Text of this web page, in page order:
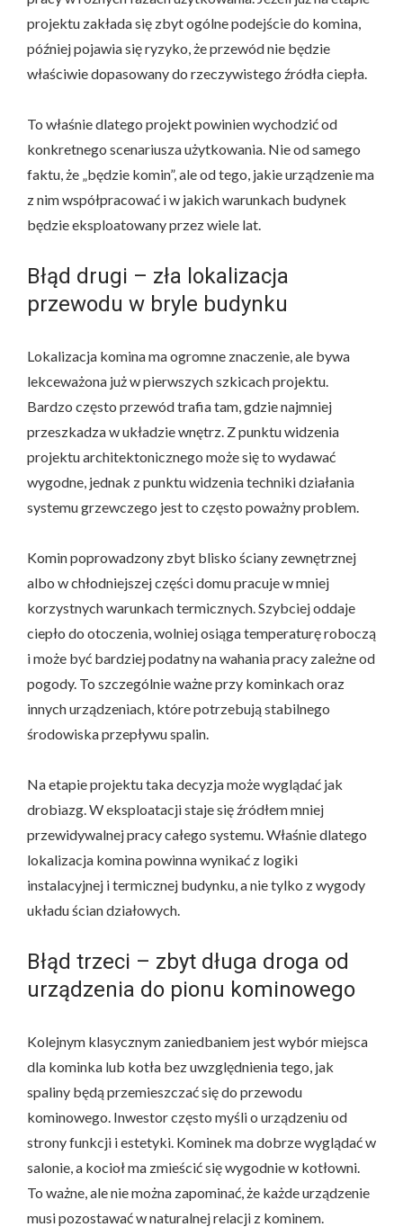
projektu zakłada się zbyt ogólne podejście do komina,
później pojawia się ryzyko, że przewód nie będzie
właściwie dopasowany do rzeczywistego źródła ciepła.
To właśnie dlatego projekt powinien wychodzić od
konkretnego scenariusza użytkowania. Nie od samego
faktu, że „będzie komin”, ale od tego, jakie urządzenie ma
z nim współpracować i w jakich warunkach budynek
będzie eksploatowany przez wiele lat.
Błąd drugi – zła lokalizacja
przewodu w bryle budynku
Lokalizacja komina ma ogromne znaczenie, ale bywa
lekceważona już w pierwszych szkicach projektu.
Bardzo często przewód trafia tam, gdzie najmniej
przeszkadza w układzie wnętrz. Z punktu widzenia
projektu architektonicznego może się to wydawać
wygodne, jednak z punktu widzenia techniki działania
systemu grzewczego jest to często poważny problem.
Komin poprowadzony zbyt blisko ściany zewnętrznej
albo w chłodniejszej części domu pracuje w mniej
korzystnych warunkach termicznych. Szybciej oddaje
ciepło do otoczenia, wolniej osiąga temperaturę roboczą
i może być bardziej podatny na wahania pracy zależne od
pogody. To szczególnie ważne przy kominkach oraz
innych urządzeniach, które potrzebują stabilnego
środowiska przepływu spalin.
Na etapie projektu taka decyzja może wyglądać jak
drobiazg. W eksploatacji staje się źródłem mniej
przewidywalnej pracy całego systemu. Właśnie dlatego
lokalizacja komina powinna wynikać z logiki
instalacyjnej i termicznej budynku, a nie tylko z wygody
układu ścian działowych.
Błąd trzeci – zbyt długa droga od
urządzenia do pionu kominowego
Kolejnym klasycznym zaniedbaniem jest wybór miejsca
dla kominka lub kotła bez uwzględnienia tego, jak
spaliny będą przemieszczać się do przewodu
kominowego. Inwestor często myśli o urządzeniu od
strony funkcji i estetyki. Kominek ma dobrze wyglądać w
salonie, a kocioł ma zmieścić się wygodnie w kotłowni.
To ważne, ale nie można zapominać, że każde urządzenie
musi pozostawać w naturalnej relacji z kominem.